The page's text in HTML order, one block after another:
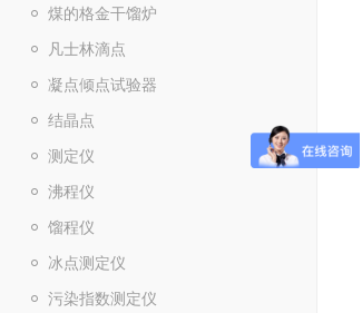
煤的格金干馏炉
凡士林滴点
凝点倾点试验器
结晶点
测定仪
沸程仪
馏程仪
冰点测定仪
污染指数测定仪